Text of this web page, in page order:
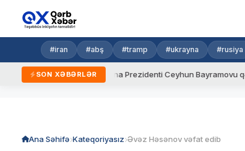
#iran #abş #tramp #ukrayna #rusiya
SON XƏBƏRLƏR
Ukrayna Prezidenti Ceyhun Bayramovu qəbul edib
Ana Səhifə Kateqoriyasız Əvəz Həsənov vəfat edib